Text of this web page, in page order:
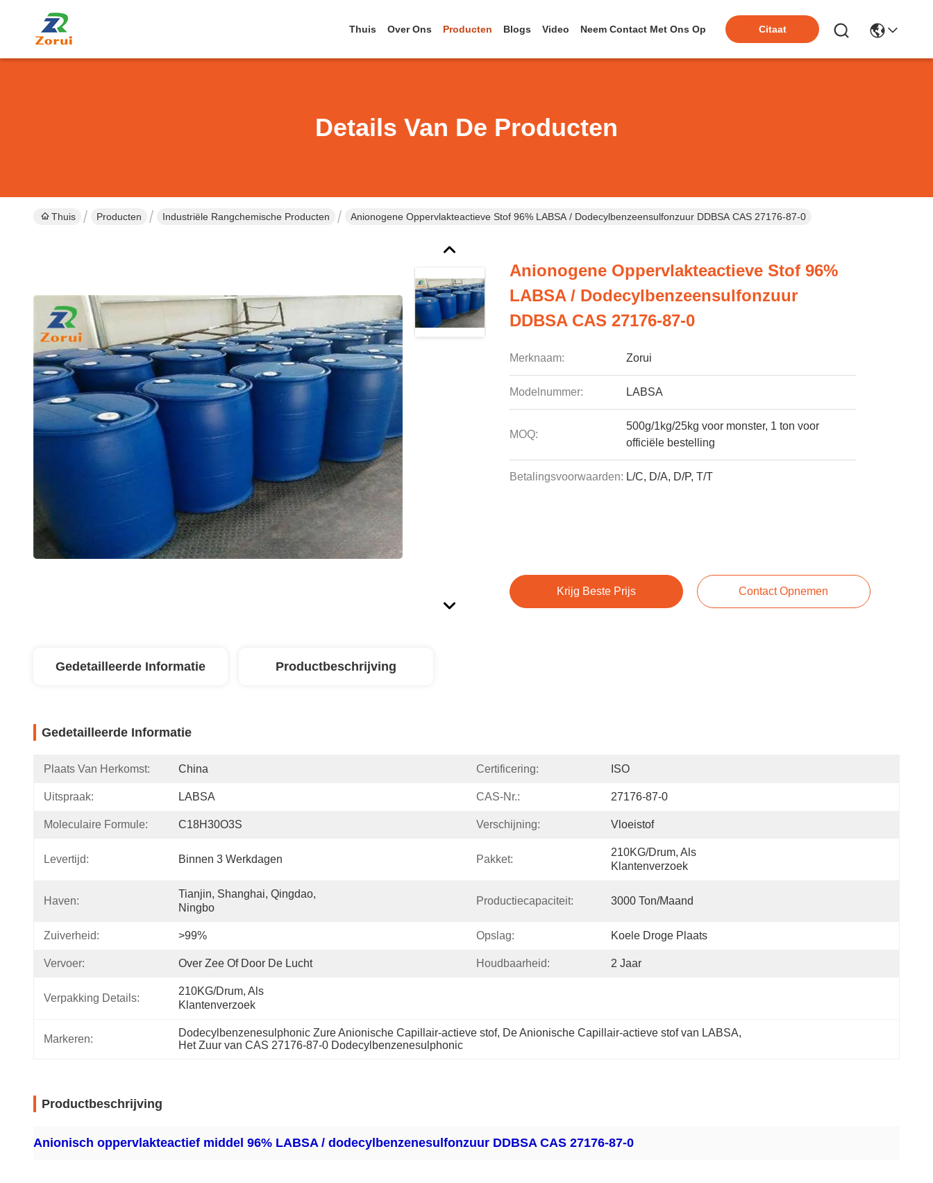
Thuis Over Ons Producten Blogs Video Neem Contact Met Ons Op Citaat
Details Van De Producten
Thuis Producten Industriële Rangchemische Producten Anionogene Oppervlakteactieve Stof 96% LABSA / Dodecylbenzeensulfonzuur DDBSA CAS 27176-87-0
Anionogene Oppervlakteactieve Stof 96%
LABSA / Dodecylbenzeensulfonzuur
DDBSA CAS 27176-87-0
Merknaam: Zorui
Modelnummer: LABSA
MOQ:
500g/1kg/25kg voor monster, 1 ton voor
officiële bestelling
Betalingsvoorwaarden: L/C, D/A, D/P, T/T
Krijg Beste Prijs Contact Opnemen
Gedetailleerde Informatie Productbeschrijving
Gedetailleerde Informatie
Plaats Van Herkomst: China Certificering: ISO
Uitspraak: LABSA CAS-Nr.: 27176-87-0
Moleculaire Formule: C18H30O3S Verschijning: Vloeistof
Levertijd: Binnen 3 Werkdagen Pakket:
210KG/Drum, Als
Klantenverzoek
Haven:
Tianjin, Shanghai, Qingdao,
Ningbo
Productiecapaciteit: 3000 Ton/maand
Zuiverheid: >99% Opslag: Koele Droge Plaats
Vervoer: Over Zee Of Door De Lucht Houdbaarheid: 2 Jaar
Verpakking Details:
210KG/Drum, Als
Klantenverzoek
Markeren:
Dodecylbenzenesulphonic Zure Anionische Capillair-actieve stof, De Anionische Capillair-actieve stof van LABSA,
Het Zuur van CAS 27176-87-0 Dodecylbenzenesulphonic
Productbeschrijving
Anionisch oppervlakteactief middel 96% LABSA / dodecylbenzenesulfonzuur DDBSA CAS 27176-87-0